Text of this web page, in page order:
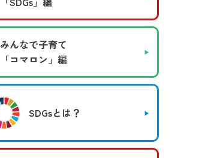
みんなで子育て
「コマロン」編
SDGsとは？